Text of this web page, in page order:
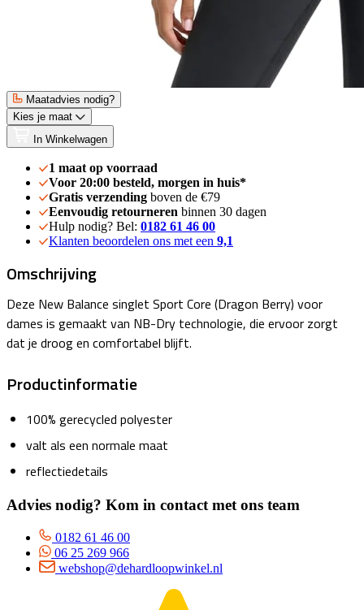
Maatadvies nodig?
Kies je maat
In Winkelwagen
1 maat op voorraad
Voor 20:00 besteld, morgen in huis*
Gratis verzending boven de €79
Eenvoudig retourneren binnen 30 dagen
Hulp nodig? Bel: 0182 61 46 00
Klanten beoordelen ons met een 9,1
Omschrijving
Deze New Balance singlet Sport Core (Dragon Berry) voor
dames is gemaakt van NB-Dry technologie, die ervoor zorgt
dat je droog en comfortabel blijft.
Productinformatie
100% gerecycled polyester
valt als een normale maat
reflectiedetails
Advies nodig? Kom in contact met ons team
0182 61 46 00
06 25 269 966
webshop@dehardloopwinkel.nl